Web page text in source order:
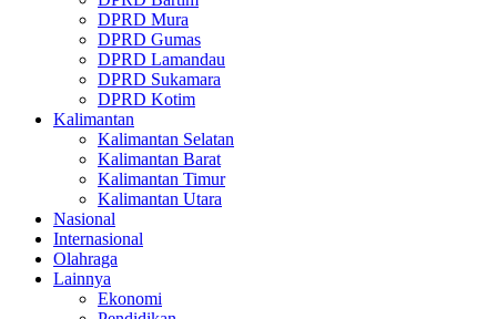
DPRD Mura
DPRD Gumas
DPRD Lamandau
DPRD Sukamara
DPRD Kotim
Kalimantan
Kalimantan Selatan
Kalimantan Barat
Kalimantan Timur
Kalimantan Utara
Nasional
Internasional
Olahraga
Lainnya
Ekonomi